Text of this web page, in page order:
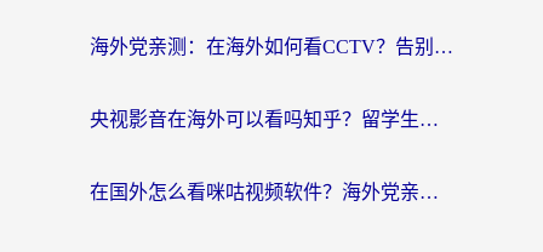
海外党亲测：在海外如何看CCTV？告别“仅限大陆播放”的实用指南
央视影音在海外可以看吗知乎？留学生亲测：3步解决地域限制+追剧自由
在国外怎么看咪咕视频软件？海外党亲测有效的回国加速方案